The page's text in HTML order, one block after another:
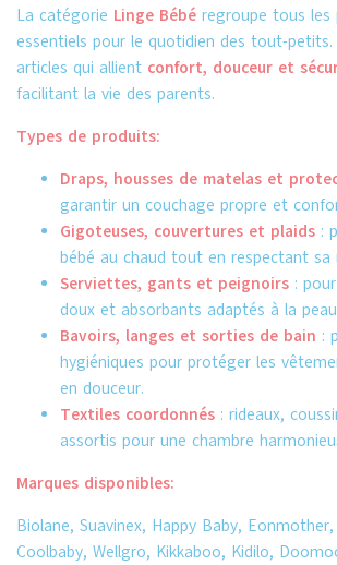
La catégorie Linge Bébé regroupe tous
essentiels pour le quotidien des tout-petits.
articles qui allient confort, douceur et
facilitant la vie des parents.
Types de produits:
Draps, housses de matelas et
garantir un couchage propre et
Gigoteuses, couvertures et plaids :
bébé au chaud tout en respectant sa
Serviettes, gants et peignoirs :
doux et absorbants adaptés à la
Bavoirs, langes et sorties de bain :
hygiéniques pour protéger les
en douceur.
Textiles coordonnés : rideaux,
assortis pour une chambre
Marques disponibles:
Biolane, Suavinex, Happy Baby,
Coolbaby, Wellgro, Kikkaboo, Kidilo,